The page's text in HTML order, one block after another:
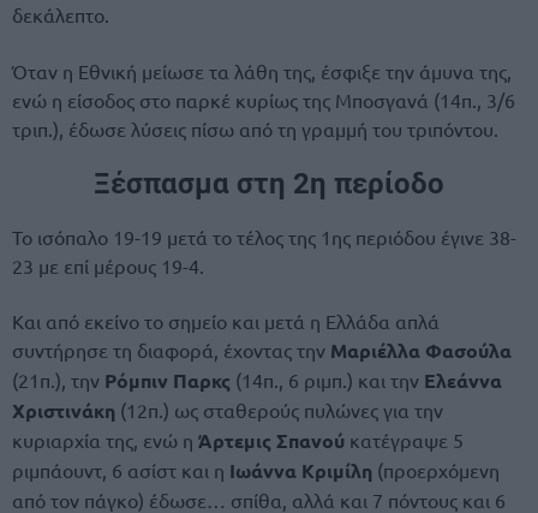
δεκάλεπτο.
Όταν η Εθνική μείωσε τα λάθη της, έσφιξε την άμυνα της,
ενώ η είσοδος στο παρκέ κυρίως της Μποσγανά (14π., 3/6
τριπ.), έδωσε λύσεις πίσω από τη γραμμή του τριπόντου.
Ξέσπασμα στη 2η περίοδο
Το ισόπαλο 19-19 μετά το τέλος της 1ης περιόδου έγινε 38-
23 με επί μέρους 19-4.
Και από εκείνο το σημείο και μετά η Ελλάδα απλά
συντήρησε τη διαφορά, έχοντας την Μαριέλλα Φασούλα
(21π.), την Ρόμπιν Παρκς (14π., 6 ριμπ.) και την Ελεάννα
Χριστινάκη (12π.) ως σταθερούς πυλώνες για την
κυριαρχία της, ενώ η Άρτεμις Σπανού κατέγραψε 5
ριμπάουντ, 6 ασίστ και η Ιωάννα Κριμίλη (προερχόμενη
από τον πάγκο) έδωσε… σπίθα, αλλά και 7 πόντους και 6